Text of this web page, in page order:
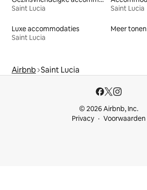
Saint Lucia
Saint Lucia
Luxe accommodaties
Saint Lucia
Meer tonen
Airbnb Saint Lucia
© 2026 Airbnb, Inc.
Privacy
Voorwaarden